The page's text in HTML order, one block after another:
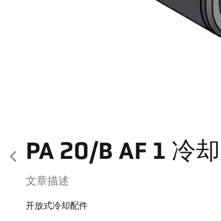
PA 20/B AF 1 冷
文章描述
开放式冷却配件